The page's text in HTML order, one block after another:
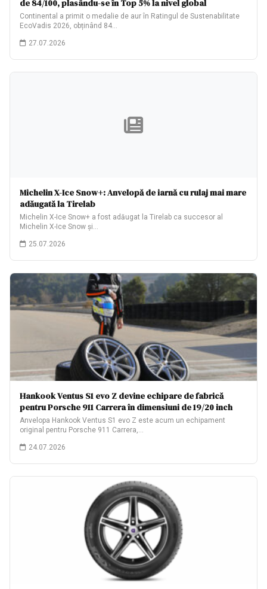
de 84/100, plasându-se în Top 5% la nivel global
Continental a primit o medalie de aur în Ratingul de Sustenabilitate
EcoVadis 2026, obținând 84…
27.07.2026
Michelin X-Ice Snow+: Anvelopă de iarnă cu rulaj mai mare
adăugată la Tirelab
Michelin X-Ice Snow+ a fost adăugat la Tirelab ca succesor al
Michelin X-Ice Snow și…
25.07.2026
Hankook Ventus S1 evo Z devine echipare de fabrică
pentru Porsche 911 Carrera în dimensiuni de 19/20 inch
Anvelopa Hankook Ventus S1 evo Z este acum un echipament
original pentru Porsche 911 Carrera,…
24.07.2026